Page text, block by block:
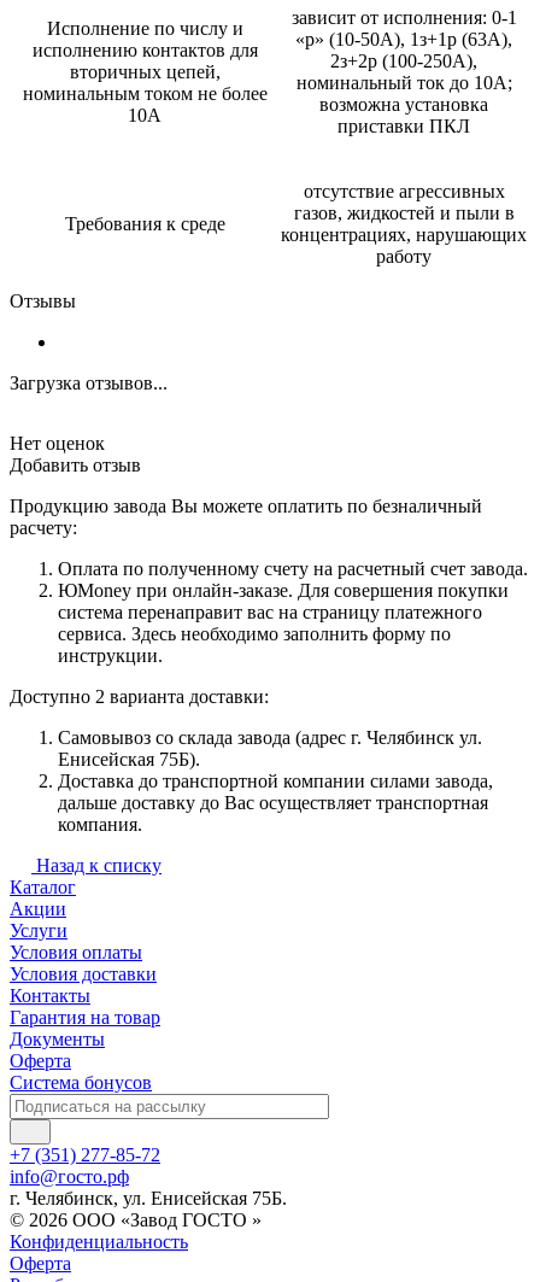
Исполнение по числу и
исполнению контактов для
вторичных цепей,
номинальным током не более
10А
зависит от исполнения: 0-1
«р» (10-50А), 1з+1р (63А),
2з+2р (100-250А),
номинальный ток до 10А;
возможна установка
приставки ПКЛ
Требования к среде
отсутствие агрессивных
газов, жидкостей и пыли в
концентрациях, нарушающих
работу
Отзывы
Загрузка отзывов...
Нет оценок
Добавить отзыв
Продукцию завода Вы можете оплатить по безналичный
расчету:
Оплата по полученному счету на расчетный счет завода.
ЮMoney при онлайн-заказе. Для совершения покупки
система перенаправит вас на страницу платежного
сервиса. Здесь необходимо заполнить форму по
инструкции.
Доступно 2 варианта доставки:
Самовывоз со склада завода (адрес г. Челябинск ул.
Енисейская 75Б).
Доставка до транспортной компании силами завода,
дальше доставку до Вас осуществляет транспортная
компания.
Назад к списку
Каталог
Акции
Услуги
Условия оплаты
Условия доставки
Контакты
Гарантия на товар
Документы
Оферта
Система бонусов
+7 (351) 277-85-72
info@госто.рф
г. Челябинск, ул. Енисейская 75Б.
© 2026 ООО «Завод ГОСТО »
Конфиденциальность
Оферта